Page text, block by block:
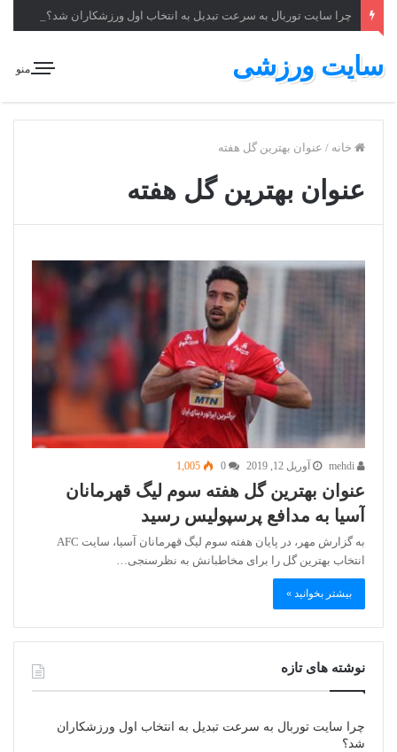
چرا سایت توربال به ‌سرعت تبدیل به انتخاب اول ورزشکاران شد؟
منو سایت ورزشی
خانه / عنوان بهترین گل هفته
عنوان بهترین گل هفته
آوریل 12, 2019 1,005
عنوان بهترین گل هفته سوم لیگ قهرمانان
آسیا به مدافع پرسپولیس رسید
به گزارش مهر، در پایان هفته سوم لیگ قهرمانان آسیا، سایت AFC
انتخاب بهترین گل را برای مخاطبانش به نظرسنجی…
بیشتر بخوانید »
نوشته های تازه
چرا سایت توربال به ‌سرعت تبدیل به انتخاب اول ورزشکاران
شد؟